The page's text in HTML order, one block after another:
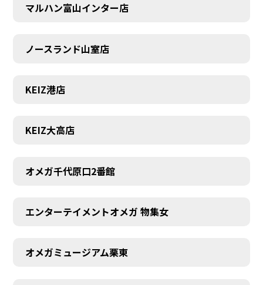
マルハン富山インター店
ノースランド山室店
KEIZ港店
KEIZ大高店
オメガ千代原口2番館
エンターテイメントオメガ 物集女
オメガミュージアム栗東